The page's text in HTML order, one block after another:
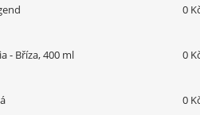
0
- Bříza, 400 ml 0
0